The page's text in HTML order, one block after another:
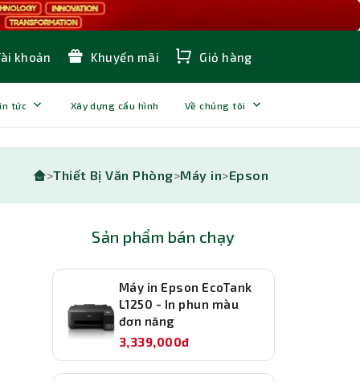
khoản Khuyến mãi Giỏ hàng
tức Xây dựng cấu hình Về chúng tôi
>Thiết Bị Văn Phòng>Máy in>Epson
Sản phẩm bán chạy
Máy in Epson EcoTank
L1250 - In phun màu
đơn năng
3,339,000đ